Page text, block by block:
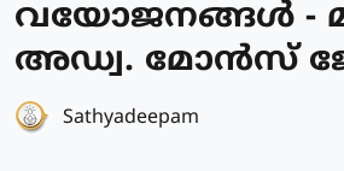
വയോജനങ്ങള്‍ -
അഡ്വ. മോന്‍സ്
Sathyadeepam